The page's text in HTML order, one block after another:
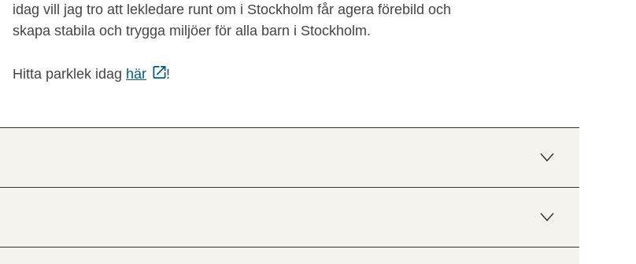
idag vill jag tro att lekledare runt om i Stockholm får agera förebild och
skapa stabila och trygga miljöer för alla barn i Stockholm.
Hitta parklek idag här !